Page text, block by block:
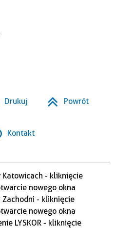
Drukuj Powrót
Kontakt